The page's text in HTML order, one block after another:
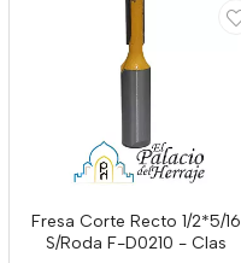
Fresa Corte Recto 1/2*5/16
S/Roda F-D0210 - Clas